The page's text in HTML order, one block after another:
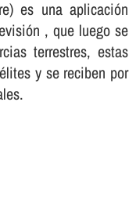
es una aplicación
, que luego se
terrestres, estas
y se reciben por